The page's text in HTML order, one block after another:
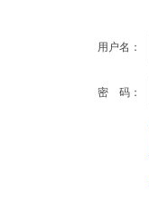
用户名：
密 码：